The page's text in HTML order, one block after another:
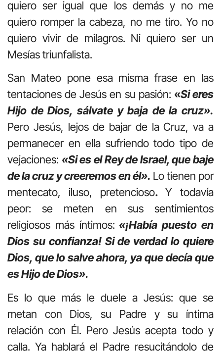
quiero ser igual que los demás y no me
quiero romper la cabeza, no me tiro. Yo no
quiero vivir de milagros. Ni quiero ser un
Mesías triunfalista.
San Mateo pone esa misma frase en las
tentaciones de Jesús en su pasión: «Si eres
Hijo de Dios, sálvate y baja de la cruz».
Pero Jesús, lejos de bajar de la Cruz, va a
permanecer en ella sufriendo todo tipo de
vejaciones: «Si es el Rey de Israel, que baje
de la cruz y creeremos en él». Lo tienen por
mentecato, iluso, pretencioso. Y todavía
peor: se meten en sus sentimientos
religiosos más íntimos: «¡Había puesto en
Dios su confianza! Si de verdad lo quiere
Dios, que lo salve ahora, ya que decía que
es Hijo de Dios».
Es lo que más le duele a Jesús: que se
metan con Dios, su Padre y su íntima
relación con Él. Pero Jesús acepta todo y
calla. Ya hablará el Padre resucitándolo de